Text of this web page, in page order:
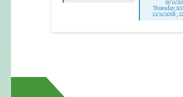
19/11/
21/11/2018,